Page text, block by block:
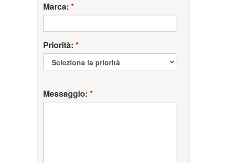
Marca: *
Priorità: *
Messaggio: *